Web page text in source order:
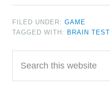
FILED UNDER:GAME
TAGGED WITH: BRAIN TEST
Primary
Sidebar
this
website